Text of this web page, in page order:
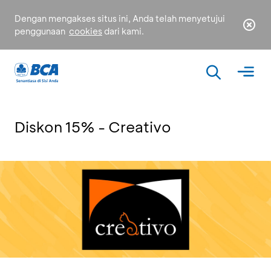
Dengan mengakses situs ini, Anda telah menyetujui
penggunaan cookies dari kami.
Diskon 15% - Creativo